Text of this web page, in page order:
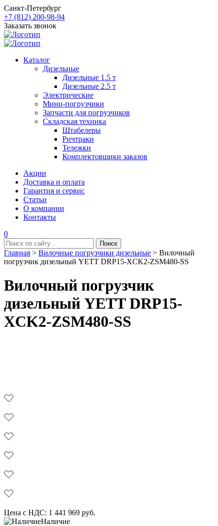
Санкт-Петербург
+7 (812) 200-98-94
Заказать звонок
Каталог
Дизельные
Дизельные 1.5 т
Дизельные 2.5 т
Электрические
Мини-погрузчики
Запчасти для погрузчиков
Складская техника
Штабелеры
Ричтраки
Тележки
Комплектовщики заказов
Акции
Доставка и оплата
Гарантия и сервис
Статьи
О компании
Контакты
0
Главная > Вилочные погрузчики дизельные > Вилочный
погрузчик дизельный YETT DRP15-XCK2-ZSM480-SS
Вилочный погрузчик
дизельный YETT DRP15-
XCK2-ZSM480-SS
Цена с НДС: 1 441 969 руб.
Наличие